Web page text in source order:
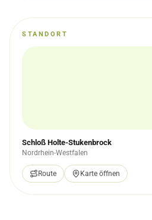
STANDORT
Schloß Holte-Stukenbrock
Nordrhein-Westfalen
Route Karte öffnen